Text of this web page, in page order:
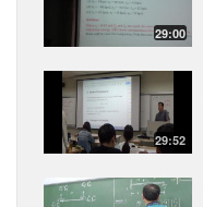
29:00
29:52